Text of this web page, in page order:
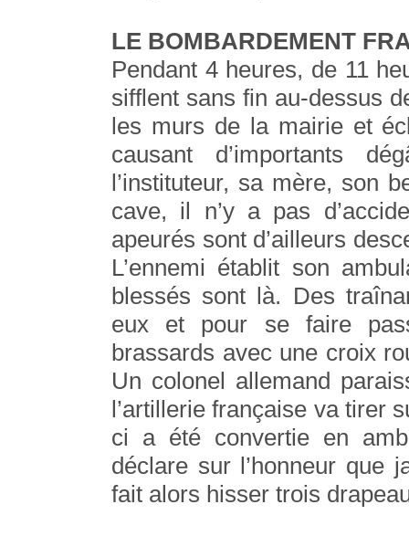
LE BOMBARDEMENT
Pendant 4 heures, de 11
sifflent sans fin au-dessus
les murs de la mairie et
causant d’importants
l’instituteur, sa mère, son
cave, il n’y a pas
apeurés sont d’ailleurs
L’ennemi établit son
blessés sont là. Des
eux et pour se faire
brassards avec une croix
Un colonel allemand
l’artillerie française va tirer
ci a été convertie en
déclare sur l’honneur que
fait alors hisser trois